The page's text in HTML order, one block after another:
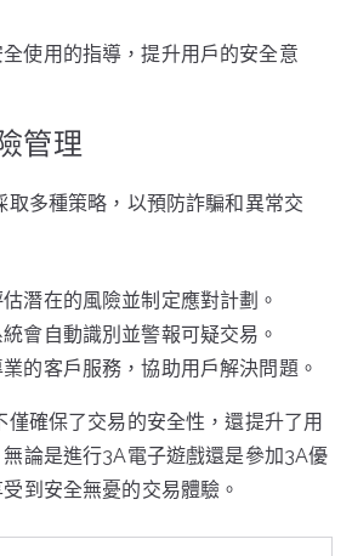
使用的指導，提升用戶的安全意
管理
取多種策略，以預防詐騙和異常交
潛在的風險並制定應對計劃。
會自動識別並警報可疑交易。
的客戶服務，協助用戶解決問題。
確保了交易的安全性，還提升了用
論是進行3A電子遊戲還是參加3A優
到安全無憂的交易體驗。